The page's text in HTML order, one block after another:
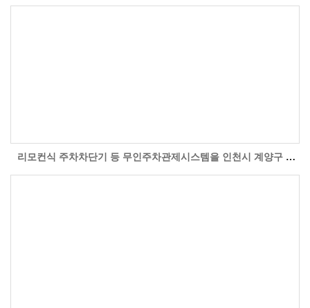
리모컨식 주차차단기 등 무인주차관제시스템을 인천시 계양구 계산동 (계양대로) 인천마디병원 주차장 현장의 설치 시공한 자료사진입니다.